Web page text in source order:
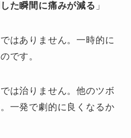
た瞬間に痛みが減る 」
はありません。一時的に
です。
は治りません。他のツボ
一発で劇的に良くなるか